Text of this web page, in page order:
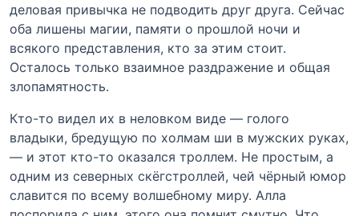
деловая привычка не подводить друг друга. Сейчас
оба лишены магии, памяти о прошлой ночи и
всякого представления, кто за этим стоит.
Осталось только взаимное раздражение и общая
злопамятность.
Кто-то видел их в неловком виде — голого
владыки, бредущую по холмам ши в мужских руках,
— и этот кто-то оказался троллем. Не простым, а
одним из северных скёгстроллей, чей чёрный юмор
славится по всему волшебному миру. Алла